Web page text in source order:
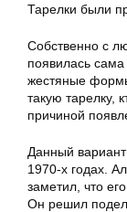
Тарелки были
Собственно с
появилась
жестяные
такую тарелку,
причиной
Данный
1970-х годах.
заметил, что
Он решил